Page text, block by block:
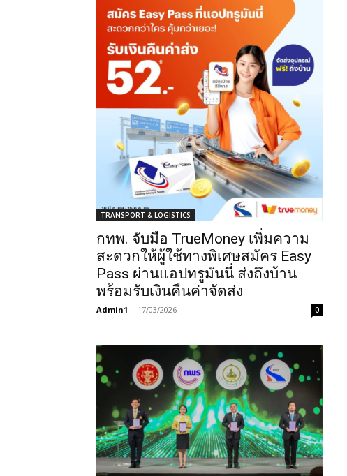
TRANSPORT & LOGISTICS
กทพ. จับมือ TrueMoney เพิ่มความ
สะดวกให้ผู้ใช้ทางพิเศษสมัคร Easy
Pass ผ่านแอปทรูมันนี่ ส่งถึงบ้าน
พร้อมรับเงินคืนค่าจัดส่ง
Admin1 - 17/03/2026 0